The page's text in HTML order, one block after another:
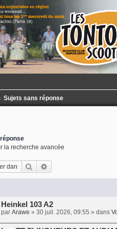
Sujets sans réponse
la recherche avancée
Rechercher
Heinkel 103 A2
par Arawe » 30 juil. 2026, 09:55 » dans